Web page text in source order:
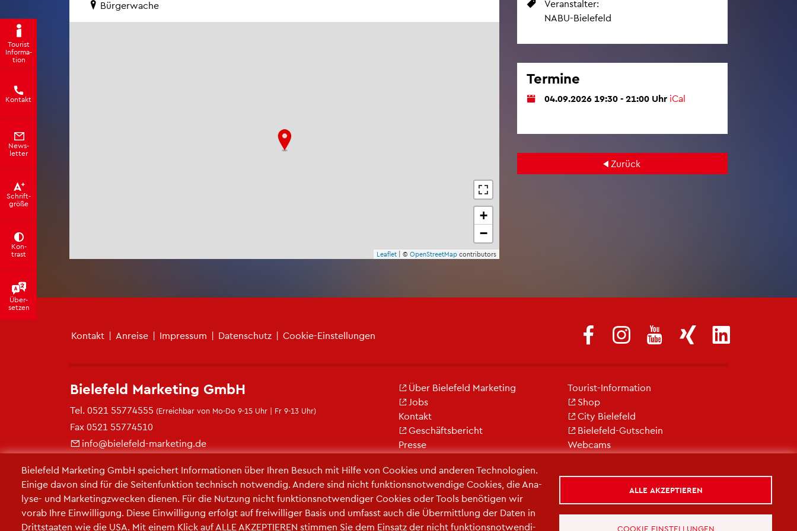
Tou­rist
In­for­ma­
ti­on
Kon­takt
News­
let­ter
Schrift­
grö­ße
Kon­
trast
Über­
set­zen
Bür­ger­wa­che
+
−
Leaf­let| © Open­Street­Mapcon­tri­bu­tors
Ver­an­stal­ter:
NABU-Bie­le­feld
Ter­mi­ne
04.09.2026 19:30 - 21:00 Uhr iCal
Zu­rück
Fu­ß­zei­len­me­nü
Kon­takt | An­rei­se | Im­pres­sum | Da­ten­schutz | Coo­kie-Ein­stel­lun­gen
Bie­le­feld Mar­ke­ting GmbH spei­chert In­for­ma­tio­nen über Ihren Be­such mit Hilfe von Coo­kies und an­de­ren Tech­no­lo­gi­en.
Ei­ni­ge davon sind für die Sei­ten­funk­ti­on tech­nisch not­wen­dig. An­de­re sind nicht funk­ti­ons­not­wen­di­ge Coo­kies, die Ana­
ly­se- und Mar­ke­ting­zwe­cken die­nen. Für die Nut­zung nicht funk­ti­ons­not­wen­di­ger Coo­kies oder Tools be­nö­ti­gen wir
vorab Ihre Ein­wil­li­gung. Diese Ein­wil­li­gung er­folgt auf frei­wil­li­ger Basis und um­fasst auch die Über­mitt­lung der Daten in
Dritt­staa­ten wie die USA. Mit einem Klick auf ALLE AK­ZEP­TIE­REN stim­men Sie dem Ein­satz der nicht funk­ti­ons­not­wen­di­
COOKIE EINSTELLUNGEN
ALLE AKZEPTIEREN
Bie­le­feld Mar­ke­ting GmbH
Tel. 0521 55774555 (Er­reich­bar von Mo-Do 9-15 Uhr | Fr 9-13 Uhr)
Fax 0521 55774510
info@​bielefeld-​marketing.​de
Über Bie­le­feld Mar­ke­ting
Jobs
Kon­takt
Ge­schäfts­be­richt
Pres­se
Tou­rist-In­for­ma­ti­on
Shop
City Bie­le­feld
Bie­le­feld-Gut­schein
Web­cams